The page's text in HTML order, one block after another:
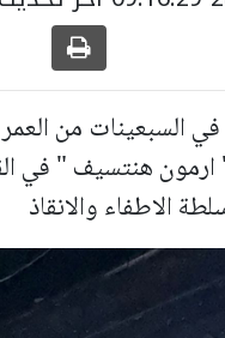
السبعينات من
هنتسيف " في
الاطفاء والانقاذ